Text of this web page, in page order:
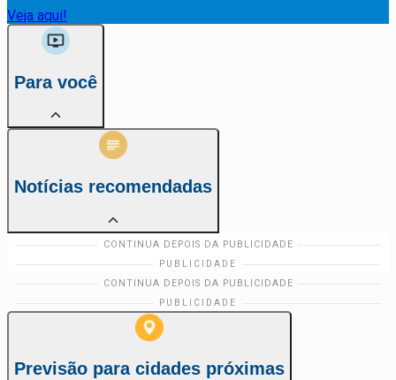
Veja aqui!
Para você
Notícias recomendadas
Previsão para cidades próximas